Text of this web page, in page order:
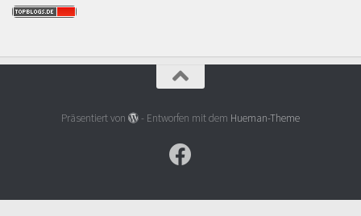
Präsentiert von - Entworfen mit dem Hueman-Theme